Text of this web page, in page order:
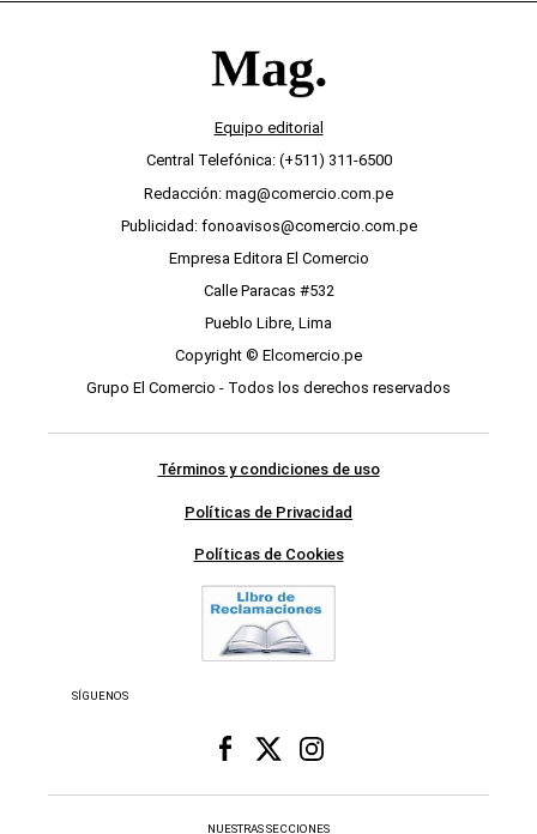
Equipo editorial
Central Telefónica: (+511) 311-6500
Redacción: mag@comercio.com.pe
Publicidad: fonoavisos@comercio.com.pe
Empresa Editora El Comercio
Calle Paracas #532
Pueblo Libre, Lima
Copyright © Elcomercio.pe
Grupo El Comercio - Todos los derechos reservados
Términos y condiciones de uso
Políticas de Privacidad
Políticas de Cookies
SÍGUENOS
NUESTRAS SECCIONES